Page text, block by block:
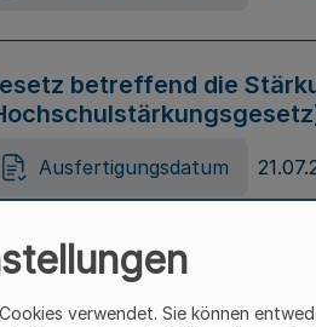
betreffend die
Ausfertigungsdatum
zur Vermeidung
verwendet. Sie können